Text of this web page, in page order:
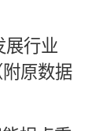
展行业
原数据